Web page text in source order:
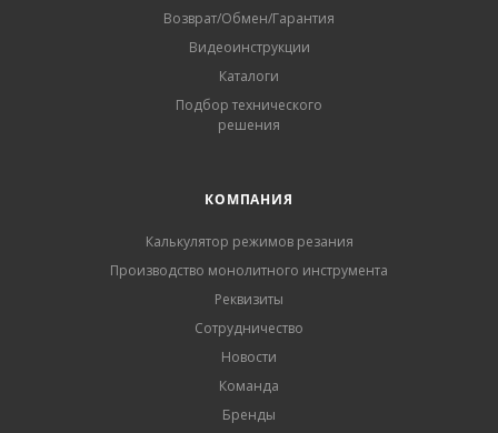
Возврат/Обмен/Гарантия
Видеоинструкции
Каталоги
Подбор технического
решения
КОМПАНИЯ
Калькулятор режимов резания
Производство монолитного инструмента
Реквизиты
Сотрудничество
Новости
Команда
Бренды